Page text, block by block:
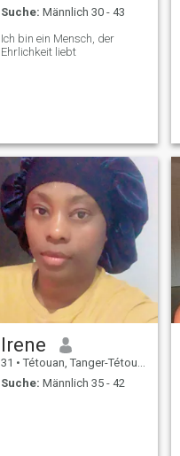
Suche: Männlich 30 - 43
Ich bin ein Mensch, der
Ehrlichkeit liebt
Irene
31 • Tétouan, Tanger-Tétouan, Marokko
Suche: Männlich 35 - 42